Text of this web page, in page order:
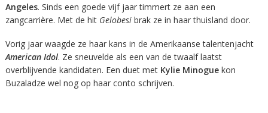
Angeles. Sinds een goede vijf jaar timmert ze aan een
zangcarrière. Met de hit Gelobesibrak ze in haar thuisland door.
Vorig jaar waagde ze haar kans in de Amerikaanse talentenjacht
American Idol. Ze sneuvelde als een van de twaalf laatst
overblijvende kandidaten. Een duet met Kylie Minoguekon
Buzaladze wel nog op haar conto schrijven.